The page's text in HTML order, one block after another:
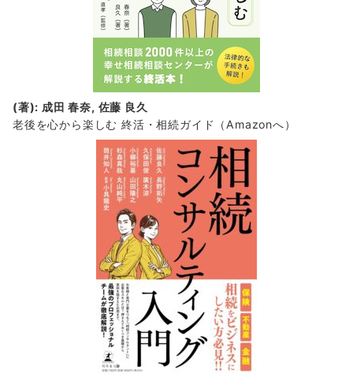
(著): 成田 春奈, 佐藤 良久
老後を心から楽しむ 終活・相続ガイド
（Amazonへ）